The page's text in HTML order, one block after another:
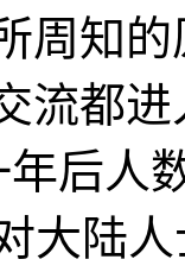
周知
流都
后人
大陆